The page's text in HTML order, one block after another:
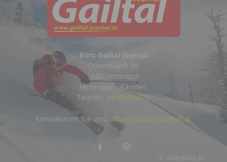
Büro Gailtal Journal
Obervellach 99
9620 Hermagor
Hermagor - Kärnten
Telefon: 04282/20472
© nassfeld.at
Kontaktieren Sie uns: office@gailtal-journal.at